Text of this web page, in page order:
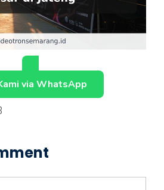
via WhatsApp